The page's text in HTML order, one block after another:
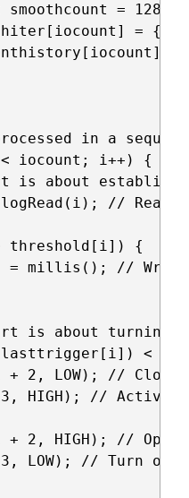
= 128;
=
in a
iocount; i++) {
is about
// Read
threshold[i]) {
= millis(); //
is about turning
<
+ 2, LOW); // Close
HIGH); //
+ 2, HIGH); // Open
LOW); // Turn off